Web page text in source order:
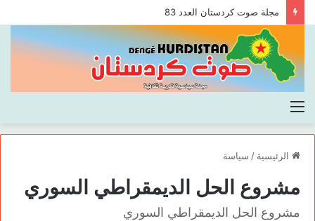
مجلة صوت كردستان العدد 83
القائمة
الرئيسية / سياسة
مشروع الحل الديمقراطي السوري
مشروع الحل الديمقراطي السوري